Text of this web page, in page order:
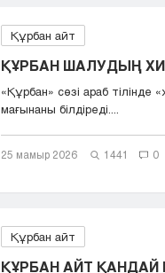
Құрбан айт
ҚҰРБАН ШАЛУДЫҢ
«Құрбан» сөзі араб тілінде
мағынаны білдіреді....
25 мамыр 2026 1441 0
Құрбан айт
ҚҰРБАН АЙТ ҚАНДАЙ